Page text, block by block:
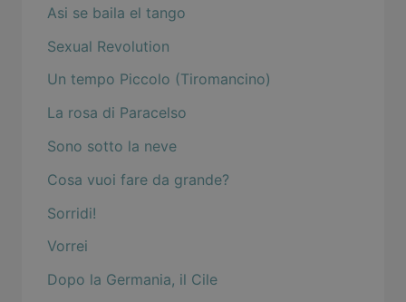
Asi se baila el tango
Sexual Revolution
Un tempo Piccolo (Tiromancino)
La rosa di Paracelso
Sono sotto la neve
Cosa vuoi fare da grande?
Sorridi!
Vorrei
Dopo la Germania, il Cile